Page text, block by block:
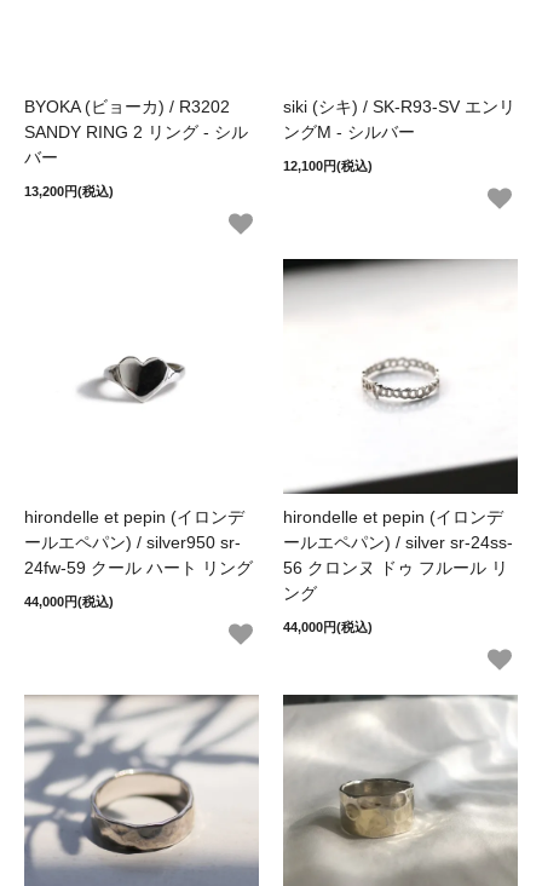
BYOKA (ビョーカ) / R3202
SANDY RING 2 リング - シル
バー
13,200円(税込)
siki (シキ) / SK-R93-SV エンリ
ングM - シルバー
12,100円(税込)
hirondelle et pepin (イロンデ
ールエペパン) / silver950 sr-
24fw-59 クール ハート リング
44,000円(税込)
hirondelle et pepin (イロンデ
ールエペパン) / silver sr-24ss-
56 クロンヌ ドゥ フルール リ
ング
44,000円(税込)